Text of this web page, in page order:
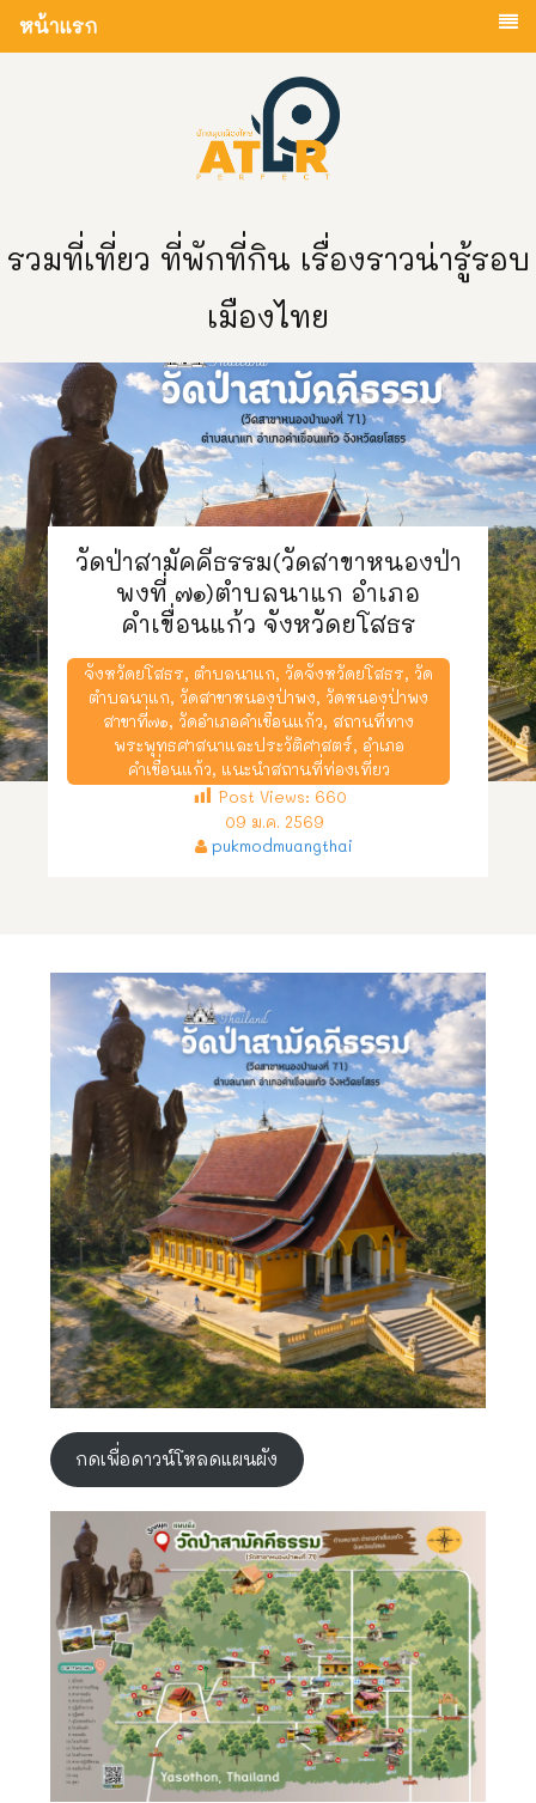
หน้าแรก
รวมที่เที่ยว ที่พักที่กิน เรื่องราวน่ารู้รอบ
เมืองไทย
วัดป่าสามัคคีธรรม(วัดสาขาหนองป่า
พงที่ ๗๑)ตำบลนาแก อำเภอ
คำเขื่อนแก้ว จังหวัดยโสธร
จังหวัดยโสธร, ตำบลนาแก, วัดจังหวัดยโสธร, วัด
ตำบลนาแก, วัดสาขาหนองป่าพง, วัดหนองป่าพง
สาขาที่๗๑, วัดอำเภอคำเขื่อนแก้ว, สถานที่ทาง
พระพุทธศาสนาและประวัติศาสตร์, อำเภอ
คำเขื่อนแก้ว, แนะนำสถานที่ท่องเที่ยว
Post Views: 660
09 ม.ค. 2569
pukmodmuangthai
กดเพื่อดาวน์โหลดแผนผัง